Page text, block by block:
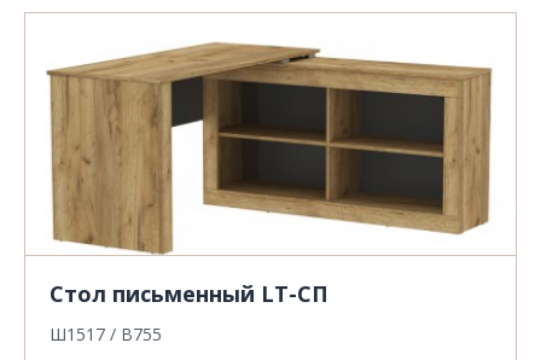
Стол письменный LT-СП
Ш1517 / В755